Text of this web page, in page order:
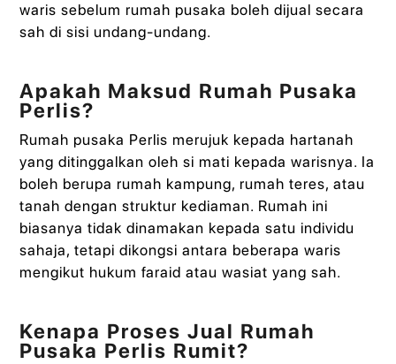
waris sebelum rumah pusaka boleh dijual secara
sah di sisi undang-undang.
Apakah Maksud Rumah Pusaka
Perlis?
Rumah pusaka Perlis merujuk kepada hartanah
yang ditinggalkan oleh si mati kepada warisnya. Ia
boleh berupa rumah kampung, rumah teres, atau
tanah dengan struktur kediaman. Rumah ini
biasanya tidak dinamakan kepada satu individu
sahaja, tetapi dikongsi antara beberapa waris
mengikut hukum faraid atau wasiat yang sah.
Kenapa Proses Jual Rumah
Pusaka Perlis Rumit?